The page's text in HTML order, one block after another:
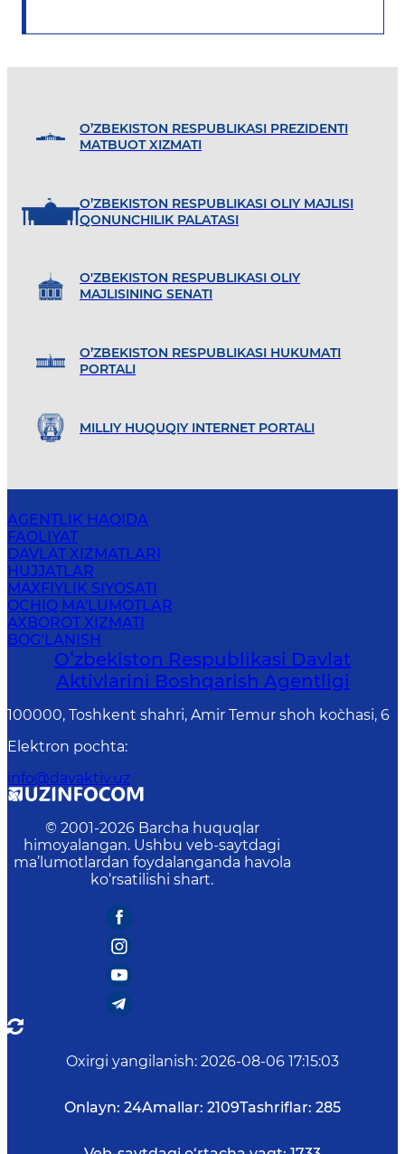
O’ZBEKISTON RESPUBLIKASI PREZIDENTI
MATBUOT XIZMATI
O’ZBEKISTON RESPUBLIKASI OLIY MAJLISI
QONUNCHILIK PALATASI
O'ZBEKISTON RESPUBLIKASI OLIY
MAJLISINING SENATI
O’ZBEKISTON RESPUBLIKASI HUKUMATI
PORTALI
MILLIY HUQUQIY INTERNET PORTALI
AGENTLIK HAQIDA
FAOLIYAT
DAVLAT XIZMATLARI
HUJJATLAR
MAXFIYLIK SIYOSATI
OCHIQ MA'LUMOTLAR
AXBOROT XIZMATI
BOG‘LANISH
Oʻzbekiston Respublikasi Davlat
Aktivlarini Boshqarish Agentligi
100000, Toshkent shahri, Amir Temur shoh ko`chasi, 6
Elektron pochta:
info@davaktiv.uz
© 2001-2026 Barcha huquqlar
himoyalangan. Ushbu veb-saytdagi
ma’lumotlardan foydalanganda havola
ko‘rsatilishi shart.
Oxirgi yangilanish: 2026-08-06 17:15:03
Onlayn: 24Amallar: 2109Tashriflar: 285